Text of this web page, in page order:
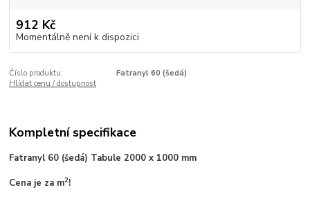
912 Kč
Momentálně není k dispozici
Číslo produktu:
Fatranyl 60 (šedá)
Hlídat cenu / dostupnost
Kompletní specifikace
Fatranyl 60 (šedá) Tabule 2000 x 1000 mm
Cena je za m2!